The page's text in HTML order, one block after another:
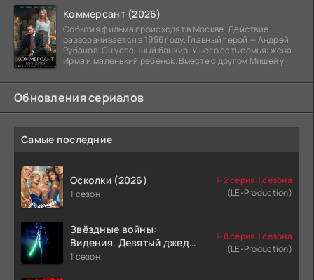
Коммерсант (2026)
События фильма происходят в Москве. Действие
разворачивается в 1996 году. Главный герой — Андрей
Рубанов. Он успешный банкир. У него есть семья: жена
Ирма и маленький ребёнок. Вместе с другом Мишей у
Обновления сериалов
Самые последние
Осколки (2026)
1 сезон
1-2 серия 1 сезона
(LE-Production)
Звёздные войны:
Видения. Девятый джедай
(2026)
1 сезон
1-8 серия 1 сезона
(LE-Production)